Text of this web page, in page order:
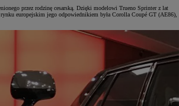
przez rodzinę cesarską. Dzięki modelowi Trueno Sprinter z lat
europejskim jego odpowiednikiem była Corolla Coupé GT (AE86),